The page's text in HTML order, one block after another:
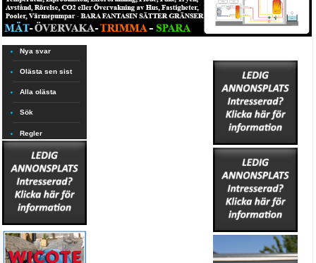
Nya svar
Olästa sen sist
Alla olästa
Sök
Regler